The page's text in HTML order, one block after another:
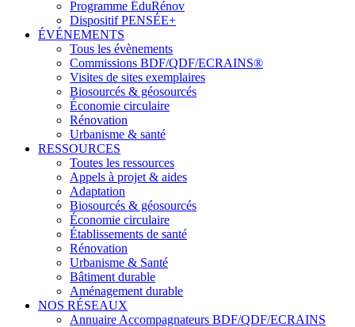
Programme ÉduRénov
Dispositif PENSÉE+
ÉVÉNEMENTS
Tous les évènements
Commissions BDF/QDF/ECRAINS®
Visites de sites exemplaires
Biosourcés & géosourcés
Économie circulaire
Rénovation
Urbanisme & santé
RESSOURCES
Toutes les ressources
Appels à projet & aides
Adaptation
Biosourcés & géosourcés
Économie circulaire
Établissements de santé
Rénovation
Urbanisme & Santé
Bâtiment durable
Aménagement durable
NOS RÉSEAUX
Annuaire Accompagnateurs BDF/QDF/ECRAINS